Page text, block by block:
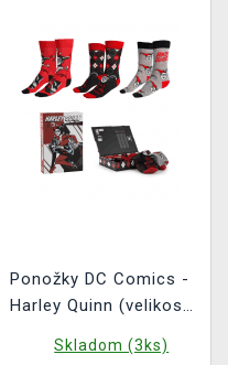
Ponožky DC Comics -
Harley Quinn (velikost
Skladom (3ks)